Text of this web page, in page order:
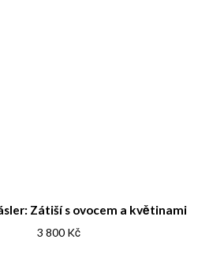
Zátiší s ovocem a květinami
3 800 Kč